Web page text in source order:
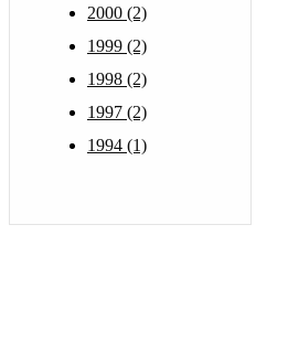
2000 (2)
1999 (2)
1998 (2)
1997 (2)
1994 (1)